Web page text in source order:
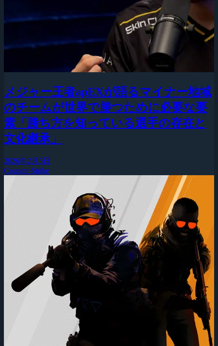
メジャー王者apEXが語るマイナー地域
のチームが世界で勝つために必要な要
素「勝ち方を知っている選手の存在と
文化継承」
2026年2月5日
Counter-Strike